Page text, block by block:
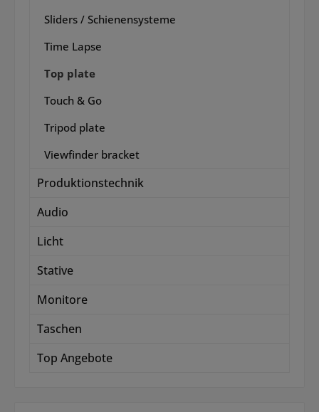
Sliders / Schienensysteme
Time Lapse
Top plate
Touch & Go
Tripod plate
Viewfinder bracket
Produktionstechnik
Audio
Licht
Stative
Monitore
Taschen
Top Angebote